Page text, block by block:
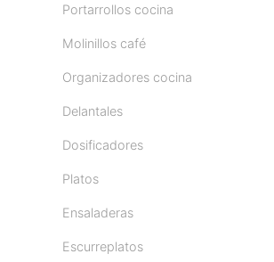
Portarrollos cocina
Molinillos café
Organizadores cocina
Delantales
Dosificadores
Platos
Ensaladeras
Escurreplatos